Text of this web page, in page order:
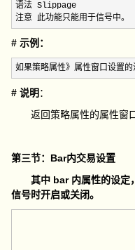
语法 Slippage
注意 此功能只能用于信号中。
# 示例：
如果策略属性》属性窗口设置
# 说明 ：
返回策略属性的属性窗口
第三节：Bar内交易设置
其中 bar 内属性的设定
信号时开启或关闭。